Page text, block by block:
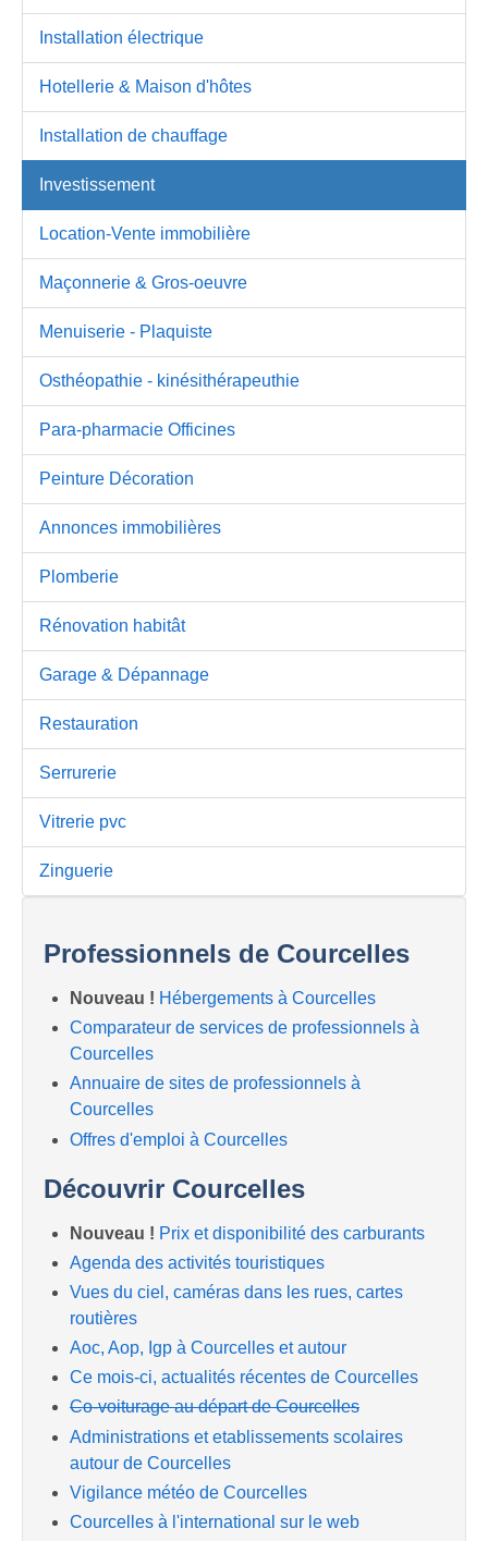
Installation électrique
Hotellerie & Maison d'hôtes
Installation de chauffage
Investissement
Location-Vente immobilière
Maçonnerie & Gros-oeuvre
Menuiserie - Plaquiste
Osthéopathie - kinésithérapeuthie
Para-pharmacie Officines
Peinture Décoration
Annonces immobilières
Plomberie
Rénovation habitât
Garage & Dépannage
Restauration
Serrurerie
Vitrerie pvc
Zinguerie
Professionnels de Courcelles
Nouveau ! Hébergements à Courcelles
Comparateur de services de professionnels à
Courcelles
Annuaire de sites de professionnels à
Courcelles
Offres d'emploi à Courcelles
Découvrir Courcelles
Nouveau ! Prix et disponibilité des carburants
Agenda des activités touristiques
Vues du ciel, caméras dans les rues, cartes
routières
Aoc, Aop, Igp à Courcelles et autour
Ce mois-ci, actualités récentes de Courcelles
Co-voiturage au départ de Courcelles
Administrations et etablissements scolaires
autour de Courcelles
Vigilance météo de Courcelles
Courcelles à l'international sur le web